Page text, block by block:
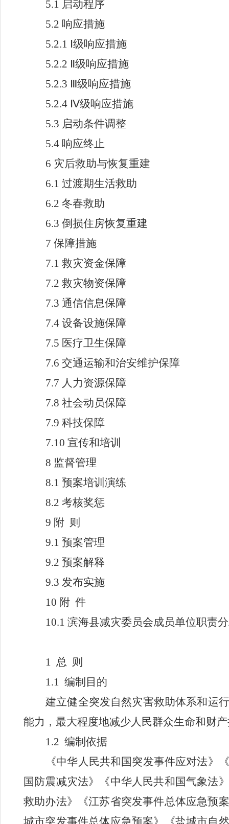
5.1 启动程序
5.2 响应措施
5.2.1 Ⅰ级响应措施
5.2.2 Ⅱ级响应措施
5.2.3 Ⅲ级响应措施
5.2.4 Ⅳ级响应措施
5.3 启动条件调整
5.4 响应终止
6 灾后救助与恢复重建
6.1 过渡期生活救助
6.2 冬春救助
6.3 倒损住房恢复重建
7 保障措施
7.1 救灾资金保障
7.2 救灾物资保障
7.3 通信信息保障
7.4 设备设施保障
7.5 医疗卫生保障
7.6 交通运输和治安维护保障
7.7 人力资源保障
7.8 社会动员保障
7.9 科技保障
7.10 宣传和培训
8 监督管理
8.1 预案培训演练
8.2 考核奖惩
9 附 则
9.1 预案管理
9.2 预案解释
9.3 发布实施
10 附 件
10.1 滨海县减灾委员会成员单位职责
1 总 则
1.1 编制目的
建立健全突发自然灾害救助体系和运
能力，最大程度地减少人民群众生命和财
1.2 编制依据
《中华人民共和国突发事件应对法》
国防震减灾法》《中华人民共和国气象法
救助办法》《江苏省突发事件总体应急预
城市突发事件总体应急预案》《盐城市自